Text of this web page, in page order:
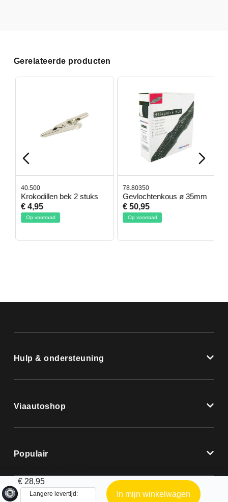
Gerelateerde producten
40.500
Krokodillen bek 2 stuks
€ 4,95
Op voorraad
78.80350
Gevlochtenkous ø 35mm
€ 50,95
Op voorraad
Hulp & ondersteuning
Viaautoshop
Populair
€ 28,95
Langere levertijd:
In mijn winkelwagen